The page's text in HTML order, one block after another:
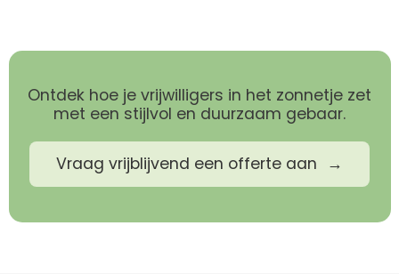
Ontdek hoe je vrijwilligers in het zonnetje zet
met een stijlvol en duurzaam gebaar.
Vraag vrijblijvend een offerte aan